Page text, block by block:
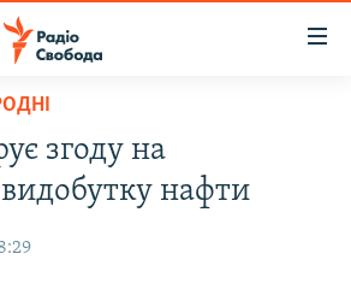
згоду на
нафти